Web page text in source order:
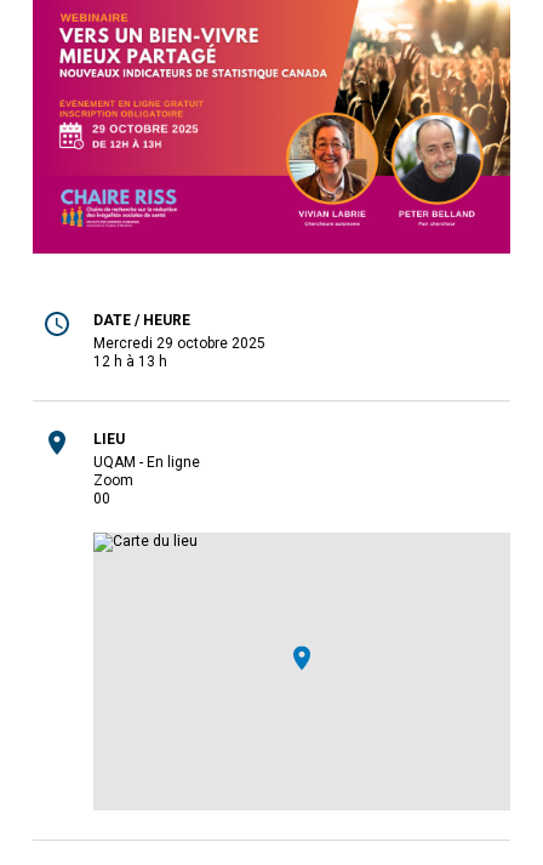
DATE / HEURE
mercredi 29 octobre 2025
12 h à 13 h
LIEU
UQAM - En ligne
Zoom
00